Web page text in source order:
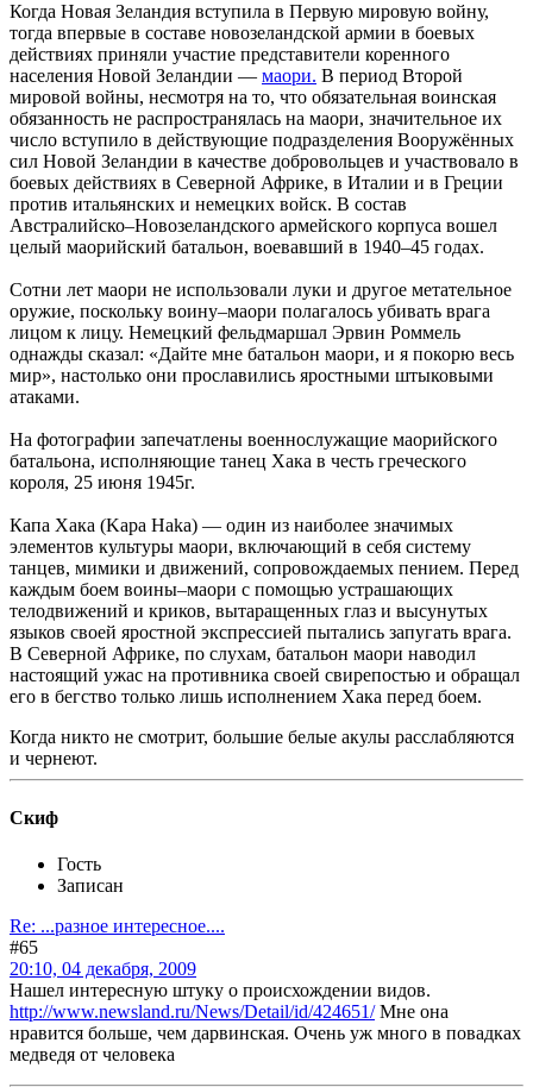
Когда Новая Зеландия вступила в Первую мировую войну,
тогда впервые в составе новозеландской армии в боевых
действиях приняли участие представители коренного
населения Новой Зеландии — маори. В период Второй
мировой войны, несмотря на то, что обязательная воинская
обязанность не распространялась на маори, значительное их
число вступило в действующие подразделения Вооружённых
сил Новой Зеландии в качестве добровольцев и участвовало в
боевых действиях в Северной Африке, в Италии и в Греции
против итальянских и немецких войск. В состав
Австралийско–Новозеландского армейского корпуса вошел
целый маорийский батальон, воевавший в 1940–45 годах.
Сотни лет маори не использовали луки и другое метательное
оружие, поскольку воину–маори полагалось убивать врага
лицом к лицу. Немецкий фельдмаршал Эрвин Роммель
однажды сказал: «Дайте мне батальон маори, и я покорю весь
мир», настолько они прославились яростными штыковыми
атаками.
На фотографии запечатлены военнослужащие маорийского
батальона, исполняющие танец Хака в честь греческого
короля, 25 июня 1945г.
Капа Хака (Kapa Haka) — один из наиболее значимых
элементов культуры маори, включающий в себя систему
танцев, мимики и движений, сопровождаемых пением. Перед
каждым боем воины–маори с помощью устрашающих
телодвижений и криков, вытаращенных глаз и высунутых
языков своей яростной экспрессией пытались запугать врага.
В Северной Африке, по слухам, батальон маори наводил
настоящий ужас на противника своей свирепостью и обращал
его в бегство только лишь исполнением Хака перед боем.
Когда никто не смотрит, большие белые акулы расслабляются
и чернеют.
Скиф
Гость
Записан
Re: ...разное интересное....
#65
20:10, 04 декабря, 2009
Нашел интересную штуку о происхождении видов.
http://www.newsland.ru/News/Detail/id/424651/Мне она
нравится больше, чем дарвинская. Очень уж много в повадках
медведя от человека